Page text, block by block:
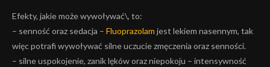
Efekty, jakie może wywoływać\, to:
– senność oraz sedacja – Fluoprazolam jest lekiem nasennym, tak
więc potrafi wywoływać silne uczucie zmęczenia oraz senności.
– silne uspokojenie, zanik lęków oraz niepokoju – intensywność